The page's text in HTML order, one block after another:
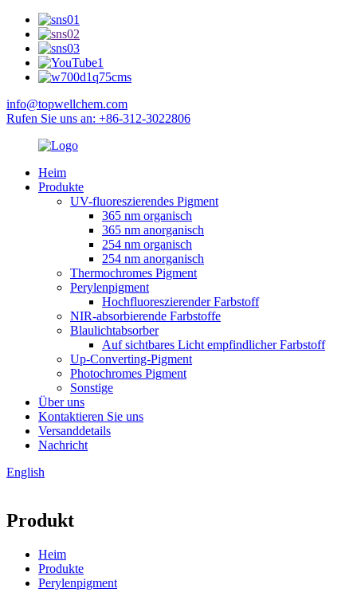
info@topwellchem.com
Rufen Sie uns an: +86-312-3022806
Heim
Produkte
UV-fluoreszierendes Pigment
365 nm organisch
365 nm anorganisch
254 nm organisch
254 nm anorganisch
Thermochromes Pigment
Perylenpigment
Hochfluoreszierender Farbstoff
NIR-absorbierende Farbstoffe
Blaulichtabsorber
Auf sichtbares Licht empfindlicher Farbstoff
Up-Converting-Pigment
Photochromes Pigment
Sonstige
Über uns
Kontaktieren Sie uns
Versanddetails
Nachricht
English
Produkt
Heim
Produkte
Perylenpigment